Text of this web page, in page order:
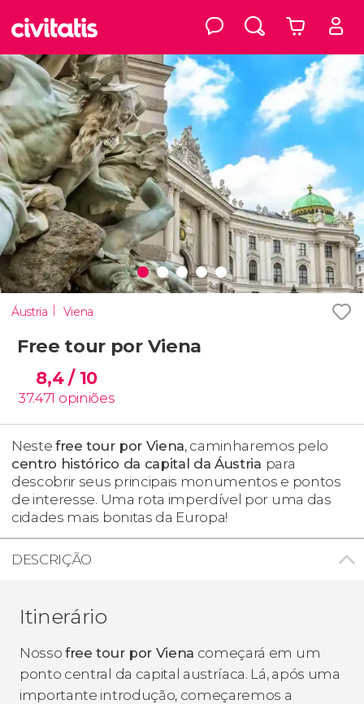
Áustria Viena
Free tour por Viena
8,4/ 10
37.471 opiniões
Nestefree tour por Viena, caminharemos pelo
centro histórico da capital da Áustria para
descobrir seus principais monumentos e pontos
de interesse. Uma rota imperdível por uma das
cidades mais bonitas da Europa!
DESCRIÇÃO
Itinerário
Nossofree tour por Viena começará em um
ponto central da capital austríaca. Lá, após uma
importante introdução, começaremos a